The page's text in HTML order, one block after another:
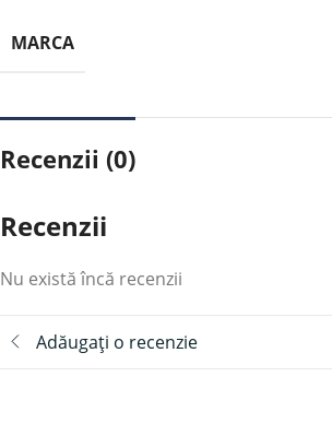
MARCA
Recenzii (0)
Recenzii
Nu există încă recenzii
Adăugați o recenzie